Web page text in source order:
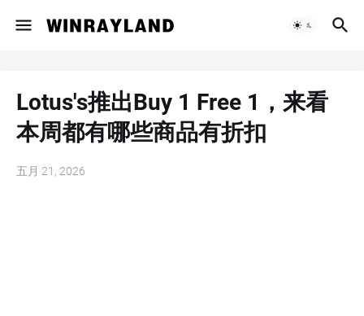
Lotus's推出Buy 1 Free 1，来看
本周都有哪些商品有折扣
五月 21, 2026